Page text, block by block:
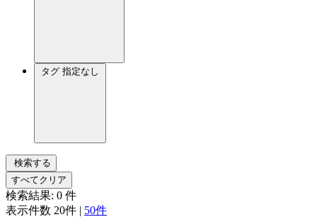
タグ 指定なし
検索する
すべてクリア
検索結果: 0 件
表示件数 20件 | 50件